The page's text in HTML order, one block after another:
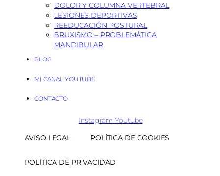
DOLOR Y COLUMNA VERTEBRAL
LESIONES DEPORTIVAS
REEDUCACIÓN POSTURAL
BRUXISMO – PROBLEMÁTICA
MANDIBULAR
BLOG
MI CANAL YOUTUBE
CONTACTO
Instagram Youtube
AVISO LEGAL
POLÍTICA DE COOKIES
POLÍTICA DE PRIVACIDAD